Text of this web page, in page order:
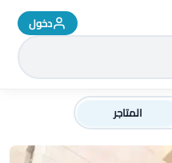
دخول
المتاجر